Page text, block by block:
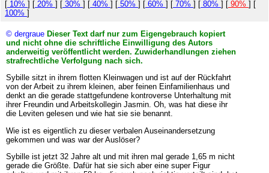
[ 10% ] [ 20% ] [ 30% ] [ 40% ] [ 50% ] [ 60% ] [ 70% ] [ 80% ] [ 90% ] [
100% ]
© dergraue Dieser Text darf nur zum Eigengebrauch kopiert
und nicht ohne die schriftliche Einwilligung des Autors
anderweitig veröffentlicht werden. Zuwiderhandlungen ziehen
strafrechtliche Verfolgung nach sich.
Sybille sitzt in ihrem flotten Kleinwagen und ist auf der Rückfahrt
von der Arbeit zu ihrem kleinen, aber feinen Einfamilienhaus und
denkt an die gerade stattgefundene kontroverse Unterhaltung mit
ihrer Freundin und Arbeitskollegin Jasmin. Oh, was hat diese ihr
die Leviten gelesen und wie hat sie sie benannt.
Wie ist es eigentlich zu dieser verbalen Auseinandersetzung
gekommen und was war der Auslöser?
Sybille ist jetzt 32 Jahre alt und mit ihren mal gerade 1,65 m nicht
gerade die Größte. Dafür hat sie sich aber eine super Figur